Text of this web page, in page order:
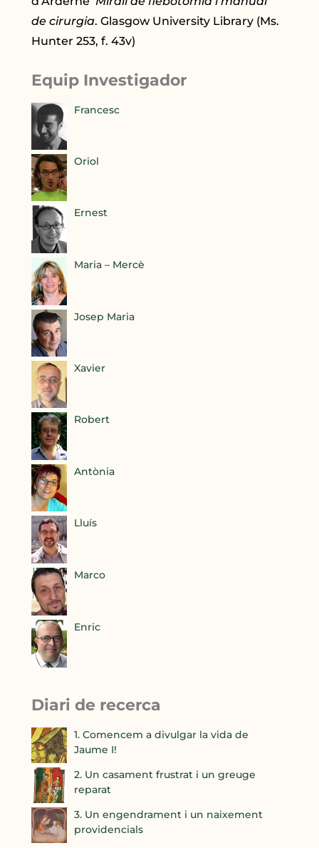
de cirurgia. Glasgow University Library (Ms.
Hunter 253, f. 43v)
Equip Investigador
Francesc
Oriol
Ernest
Maria – Mercè
Josep Maria
Xavier
Robert
Antònia
Lluís
Marco
Enric
Diari de recerca
1. Comencem a divulgar la vida de
Jaume I!
2. Un casament frustrat i un greuge
reparat
3. Un engendrament i un naixement
providencials